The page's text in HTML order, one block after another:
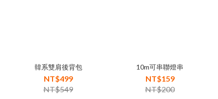
韓系雙肩後背包
NT$499
NT$549
10m可串聯燈串
NT$159
NT$200